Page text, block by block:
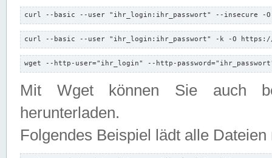
curl --basic --user "ihr_login:ihr_passwort" --insecure -
curl --basic --user "ihr_login:ihr_passwort" -k -O
wget --http-user="ihr_login" --http-
Mit Wget können Sie auch
herunterladen.
Folgendes Beispiel lädt alle